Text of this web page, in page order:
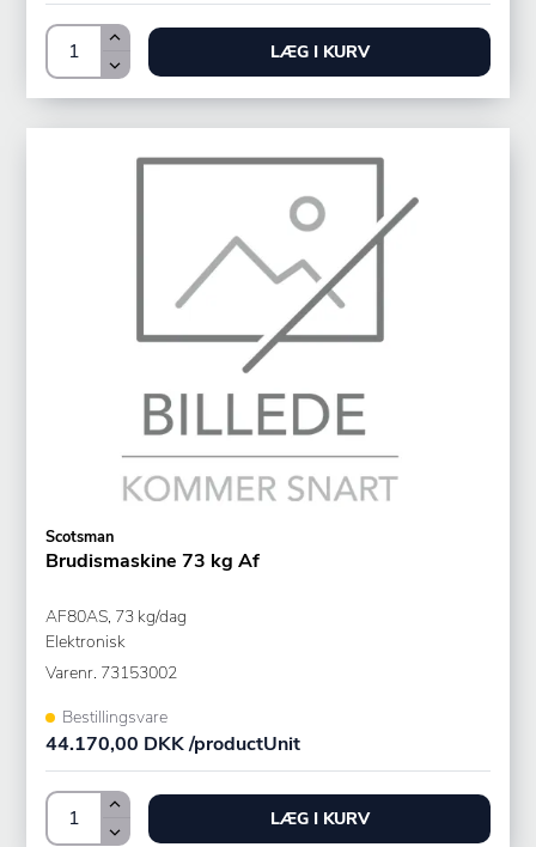
LÆG I KURV
Scotsman
Brudismaskine 73 kg Af
AF80AS, 73 kg/dag
Elektronisk
Varenr. 73153002
Bestillingsvare
44.170,00 DKK /productUnit
LÆG I KURV